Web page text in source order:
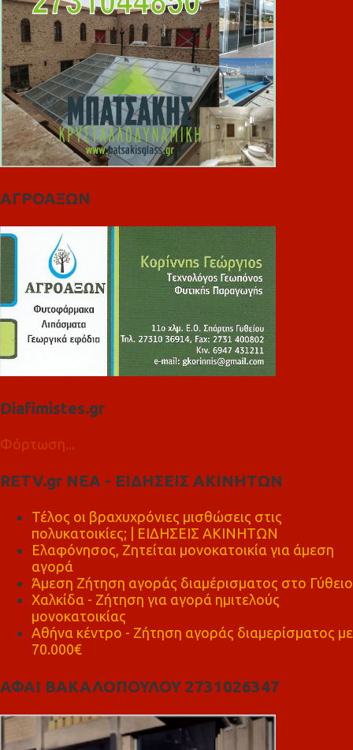
ΑΓΡΟΑΞΩΝ
Diafimistes.gr
Φόρτωση...
RETV.gr ΝΕΑ - ΕΙΔΗΣΕΙΣ ΑΚΙΝΗΤΩΝ
Τέλος οι βραχυχρόνιες μισθώσεις στις
πολυκατοικίες; | ΕΙΔΗΣΕΙΣ ΑΚΙΝΗΤΩΝ
Ελαφόνησος, Ζητείται μονοκατοικία για άμεση
αγορά
Άμεση Ζήτηση αγοράς διαμέρισματος στο Γύθειο
Χαλκίδα - Ζήτηση για αγορά ημιτελούς
μονοκατοικίας
Αθήνα κέντρο - Ζήτηση αγοράς διαμερίσματος με
70.000€
ΑΦΑΙ ΒΑΚΑΛΟΠΟΥΛΟΥ 2731026347